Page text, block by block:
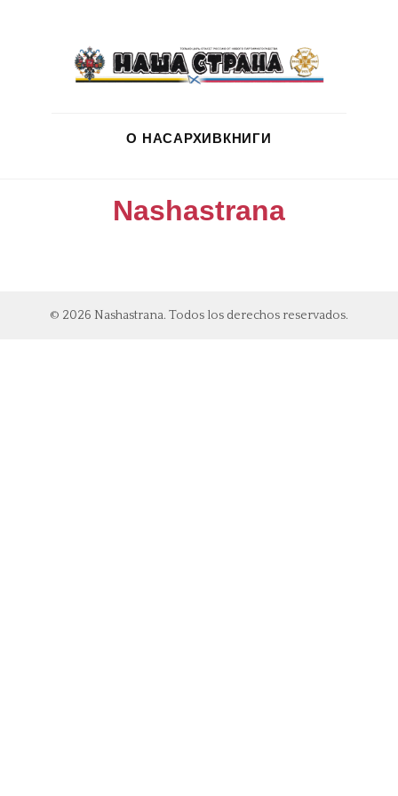
О НАСАРХИВКНИГИ
Nashastrana
© 2026 Nashastrana. Todos los derechos reservados.